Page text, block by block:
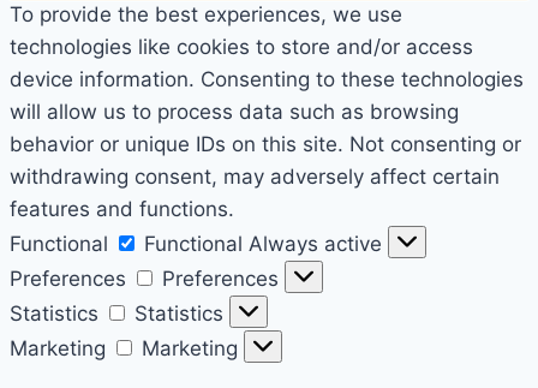
To provide the best experiences, we use
technologies like cookies to store and/or access
device information. Consenting to these technologies
will allow us to process data such as browsing
behavior or unique IDs on this site. Not consenting or
withdrawing consent, may adversely affect certain
features and functions.
Functional
Functional Always active
Preferences
Preferences
Statistics
Statistics
Marketing
Marketing